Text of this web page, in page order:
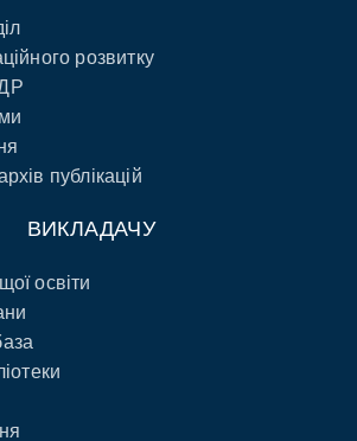
розвитку
публікацій
ВИКЛАДАЧУ
освіти